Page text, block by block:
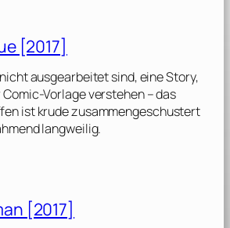
[2017]
ausgearbeitet sind, eine Story,
Comic-Vorlage verstehen – das
ist krude zusammengeschustert
langweilig.
[2017]